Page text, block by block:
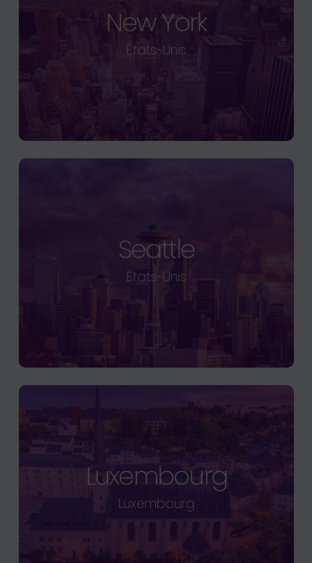
New York
États-Unis
Seattle
États-Unis
Luxembourg
Luxembourg